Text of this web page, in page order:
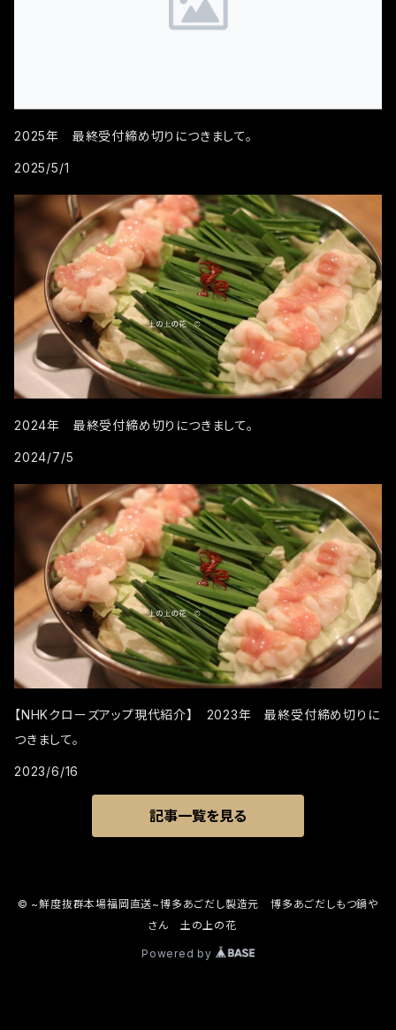
2025年 最終受付締め切りにつきまして。
2025/5/1
2024年 最終受付締め切りにつきまして。
2024/7/5
【NHKクローズアップ現代紹介】 2023年 最終受付締め切りに
つきまして。
2023/6/16
記事一覧を見る
© ~鮮度抜群本場福岡直送~博多あごだし製造元 博多あごだしもつ鍋や
さん 土の上の花
Powered by